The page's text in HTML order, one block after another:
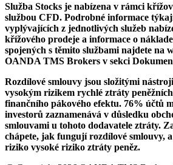
Služba Stocks je nabízena v rámci
službou CFD. Podrobné informace
vyplývajících z jednotlivých služeb
křížového prodeje a informace o
spojených s těmito službami najdete na
OANDA TMS Brokers v sekci
Rozdílové smlouvy jsou složitými
vysokým rizikem rychlé ztráty
finančního pákového efektu. 76% účtů
investorů zaznamenává v důsledku
smlouvami u tohoto dodavatele ztráty.
chápete, jak fungují rozdílové smlouvy,
riziko vysoké riziko ztráty peněz.